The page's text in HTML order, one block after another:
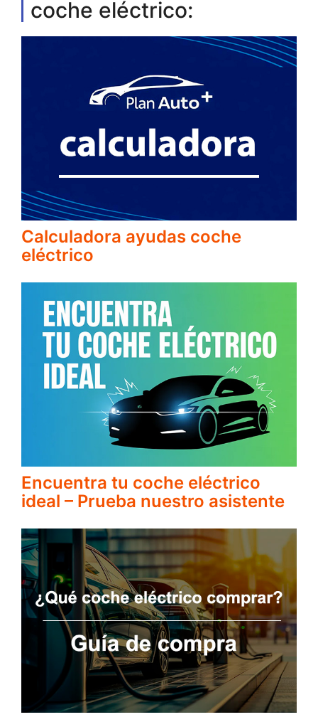
coche eléctrico:
Calculadora ayudas coche
eléctrico
Encuentra tu coche eléctrico
ideal – Prueba nuestro asistente